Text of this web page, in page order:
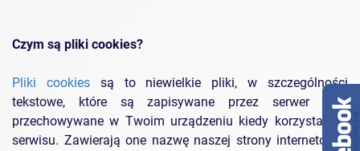
Czym są pliki cookies?
Pliki cookiessą to niewielkie pliki, w szczególności
tekstowe, które są zapisywane przez serwer oraz
przechowywane w Twoim urządzeniu kiedy korzystasz z
serwisu. Zawierają one nazwę naszej strony internetowej,